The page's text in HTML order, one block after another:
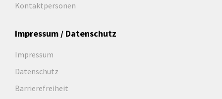
Kontaktpersonen
Impressum / Datenschutz
Impressum
Datenschutz
Barrierefreiheit